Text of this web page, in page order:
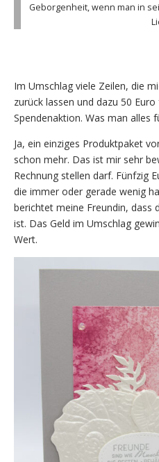
Geborgenheit, wenn man in
Im Umschlag viele Zeilen, die
zurück lassen und dazu 50
Spendenaktion. Was man alles
Ja, ein einziges Produktpaket
schon mehr. Das ist mir sehr
Rechnung stellen darf. Fünfzig
die immer oder gerade wenig
berichtet meine Freundin, dass
ist. Das Geld im Umschlag
Wert.